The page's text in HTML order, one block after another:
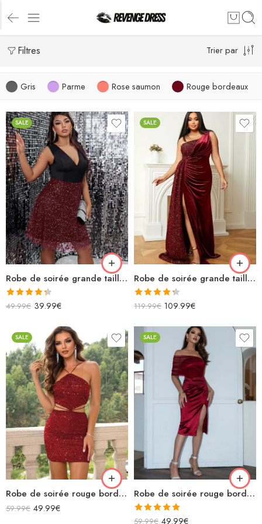
Filtres Trier par
Gris Parme Rose saumon Rouge bordeaux
SALE
Robe de soirée grande taille noir et rouge bordeaux à paillettes sans manches décolleté v courte
Note4.33
49.99€ 39.99€
SALE
Robe de soirée grande taille rouge bordeaux longue à paillettes asymétrique sans manches en velours avec traîne
Note4.33
119.99€ 109.99€
SALE
Robe de soirée rouge bordeaux courte licou à paillettes avec découpes et lacets dans le dos
59.99€ 49.99€
SALE
Robe de soirée rouge bordeaux en satin asymétrique fendue mi longue
Note5.00
59.99€ 49.99€